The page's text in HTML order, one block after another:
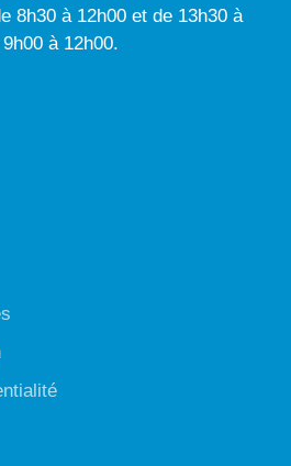
8h30 à 12h00 et de 13h30 à
à 12h00.